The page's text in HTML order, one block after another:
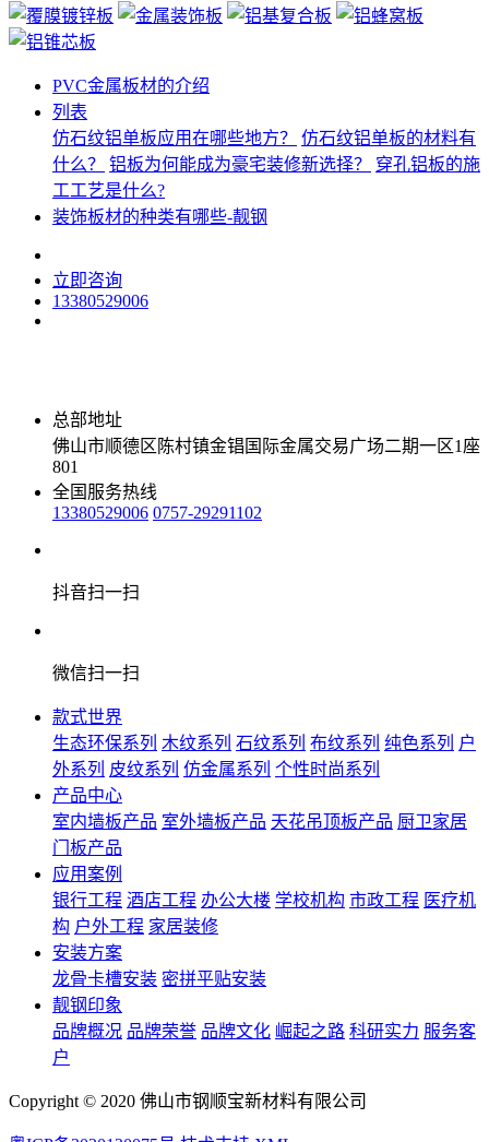
PVC金属板材的介绍
列表
仿石纹铝单板应用在哪些地方？
仿石纹铝单板的材料有
什么？
铝板为何能成为豪宅装修新选择？
穿孔铝板的施
工工艺是什么?
装饰板材的种类有哪些-靓钢
立即咨询
13380529006
总部地址
佛山市顺德区陈村镇金锠国际金属交易广场二期一区1座
801
全国服务热线
13380529006 0757-29291102
抖音扫一扫
微信扫一扫
款式世界
生态环保系列 木纹系列 石纹系列 布纹系列 纯色系列 户
外系列 皮纹系列 仿金属系列 个性时尚系列
产品中心
室内墙板产品 室外墙板产品 天花吊顶板产品 厨卫家居
门板产品
应用案例
银行工程 酒店工程 办公大楼 学校机构 市政工程 医疗机
构 户外工程 家居装修
安装方案
龙骨卡槽安装 密拼平贴安装
靓钢印象
品牌概况 品牌荣誉 品牌文化 崛起之路 科研实力 服务客
户
Copyright © 2020 佛山市钢顺宝新材料有限公司